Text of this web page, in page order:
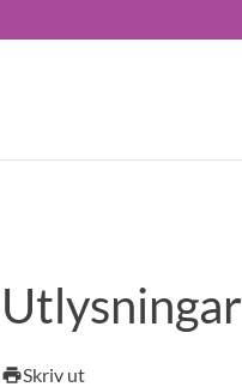
Utlysningar
printSkriv ut